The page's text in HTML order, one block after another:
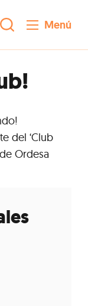
Menú
del ‘Club
Ordesa